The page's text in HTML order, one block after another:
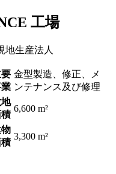
工場
地生産法人
金型製造、修正、メ
ンテナンス及び修理
6,600 m²
3,300 m²